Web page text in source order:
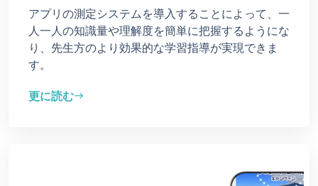
アプリの測定システムを導入することによって、一
人一人の知識量や理解度を簡単に把握するようにな
り、先生方のより効果的な学習指導が実現できま
す。
更に読むeast